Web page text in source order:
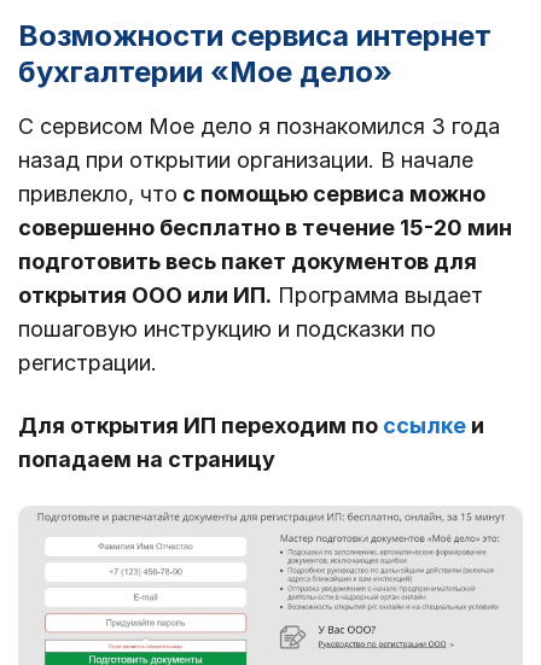
Возможности сервиса интернет
бухгалтерии «Мое дело»
С сервисом Мое дело я познакомился 3 года
назад при открытии организации. В начале
привлекло, что с помощью сервиса можно
совершенно бесплатно в течение 15-20 мин
подготовить весь пакет документов для
открытия ООО или ИП. Программа выдает
пошаговую инструкцию и подсказки по
регистрации.
Для открытия ИП переходим по ссылке и
попадаем на страницу